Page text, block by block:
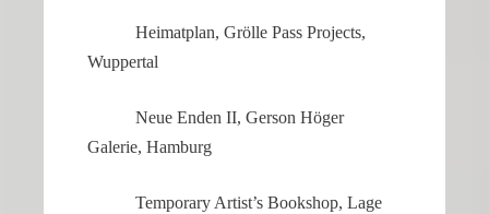
Heimat­plan, Grölle Pass Projects,
Wuppertal
Neue Enden II, Gerson Höger
Galerie, Hamburg
Tempo­rary Artist’s Bookshop, Lage